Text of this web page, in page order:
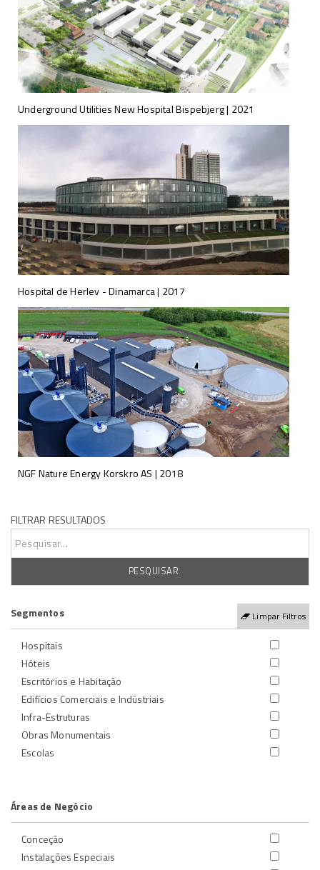
Underground Utilities New Hospital Bispebjerg | 2021
Hospital de Herlev - Dinamarca | 2017
NGF Nature Energy Korskro AS | 2018
FILTRAR RESULTADOS
Segmentos Limpar Filtros
Hospitais
Hóteis
Escritórios e Habitação
Edifícios Comerciais e Indústriais
Infra-Estruturas
Obras Monumentais
Escolas
Áreas de Negócio
Conceção
Instalações Especiais